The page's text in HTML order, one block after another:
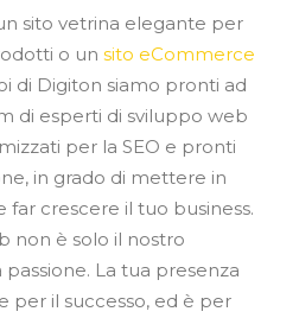
sito vetrina elegante per
o un sito eCommerce
di Digiton siamo pronti ad
di esperti di sviluppo web
per la SEO e pronti
in grado di mettere in
far crescere il tuo business.
non è solo il nostro
La tua presenza
per il successo, ed è per